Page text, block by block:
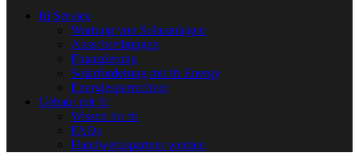
fri Service
Wartung von Solaranlagen
Ausschreibungen
Finanzierung
Solarförderung mit fri Energy
Energiesparrechner
Gebaut mit fri
Wissen for fri
FAQs
Handwerkspartner werden